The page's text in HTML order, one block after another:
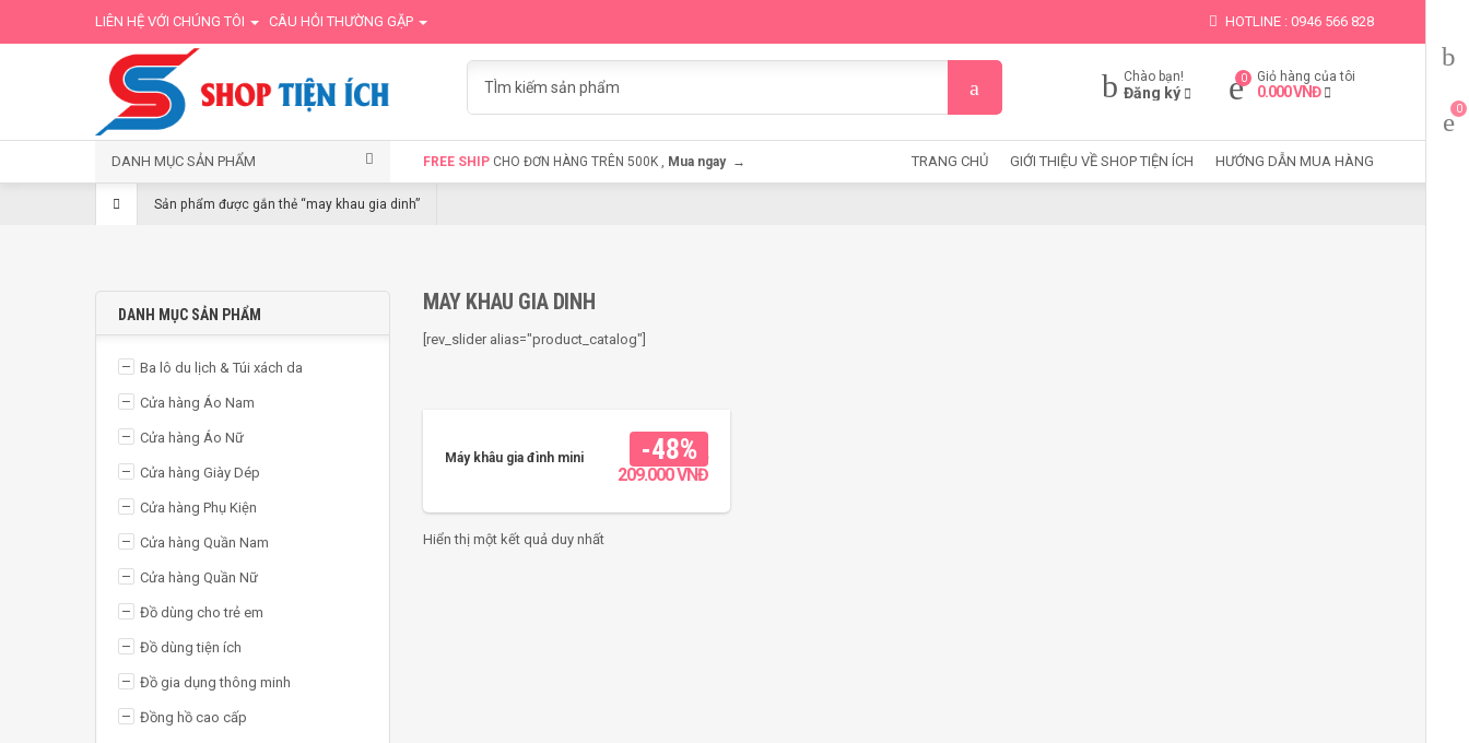
LIÊN HỆ VỚI CHÚNG TÔI CÂU HỎI THƯỜNG GẶP HOTLINE : 0946 566 828
Chào bạn!
Đăng ký
Giỏ hàng của tôi
0.000VNĐ
DANH MỤC SẢN PHẨM FREE SHIP CHO ĐƠN HÀNG TRÊN 500K , Mua ngay → TRANG CHỦ GIỚI THIỆU VỀ SHOP TIỆN ÍCH HƯỚNG DẪN MUA HÀNG
Sản phẩm được gắn thẻ “may khau gia dinh”
DANH MỤC SẢN PHẨM
Ba lô du lịch & Túi xách da
Cửa hàng Áo Nam
Cửa hàng Áo Nữ
Cửa hàng Giày Dép
Cửa hàng Phụ Kiện
Cửa hàng Quần Nam
Cửa hàng Quần Nữ
Đồ dùng cho trẻ em
Đồ dùng tiện ích
Đồ gia dụng thông minh
Đồng hồ cao cấp
MAY KHAU GIA DINH
[rev_slider alias="product_catalog"]
-48%
Máy khâu gia đình mini 400.000VNĐ
209.000VNĐ
THÊM VÀO GIỎ
Hiển thị một kết quả duy nhất